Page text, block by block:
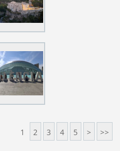
1 2 3 4 5 > >>